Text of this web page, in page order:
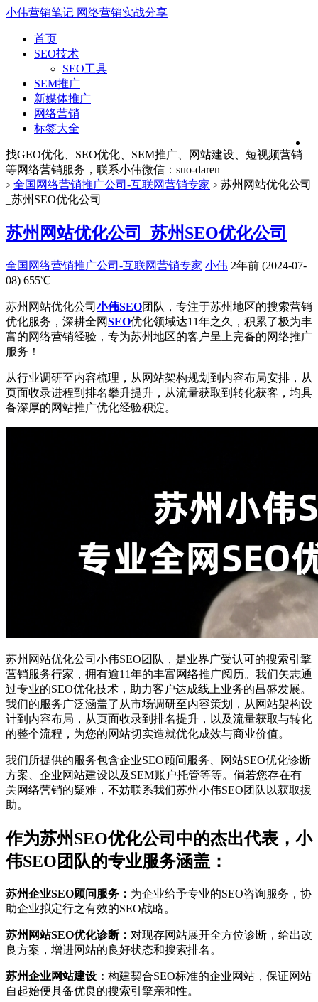
小伟营销笔记 网络营销实战分享
首页
SEO技术
SEO工具
SEM推广
新媒体推广
网络营销
标签大全
找GEO优化、SEO优化、SEM推广、网站建设、短视频营销
等网络营销服务，联系小伟微信：suo-daren
> 全国网络营销推广公司-互联网营销专家 > 苏州网站优化公司
_苏州SEO优化公司
苏州网站优化公司_苏州SEO优化公司
全国网络营销推广公司-互联网营销专家 小伟 2年前 (2024-07-
08) 655℃
苏州网站优化公司 小伟SEO团队，专注于苏州地区的搜索营销
优化服务，深耕全网SEO优化领域达11年之久，积累了极为丰
富的网络营销经验，专为苏州地区的客户呈上完备的网络推广
服务！
从行业调研至内容梳理，从网站架构规划到内容布局安排，从
页面收录进程到排名攀升提升，从流量获取到转化获客，均具
备深厚的网站推广优化经验积淀。
苏州网站优化公司小伟SEO团队，是业界广受认可的搜索引擎
营销服务行家，拥有逾11年的丰富网络推广阅历。我们矢志通
过专业的SEO优化技术，助力客户达成线上业务的昌盛发展。
我们的服务广泛涵盖了从市场调研至内容策划，从网站架构设
计到内容布局，从页面收录到排名提升，以及流量获取与转化
的整个流程，为您的网站切实造就优化成效与商业价值。
我们所提供的服务包含企业SEO顾问服务、网站SEO优化诊断
方案、企业网站建设以及SEM账户托管等等。倘若您存在有
关网络营销的疑难，不妨联系我们苏州小伟SEO团队以获取援
助。
作为苏州SEO优化公司中的杰出代表，小
伟SEO团队的专业服务涵盖：
苏州企业SEO顾问服务： 为企业给予专业的SEO咨询服务，协
助企业拟定行之有效的SEO战略。
苏州网站SEO优化诊断： 对现存网站展开全方位诊断，给出改
良方案，增进网站的良好状态和搜索排名。
苏州企业网站建设： 构建契合SEO标准的企业网站，保证网站
自起始便具备优良的搜索引擎亲和性。